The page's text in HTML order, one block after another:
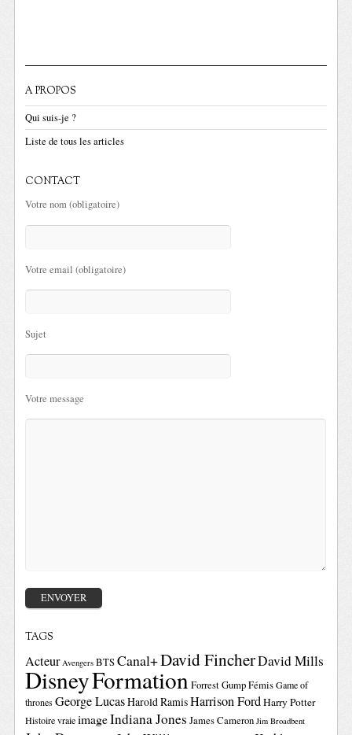
A PROPOS
Qui suis-je ?
Liste de tous les articles
CONTACT
Votre nom (obligatoire)
Votre email (obligatoire)
Sujet
Votre message
TAGS
Acteur Avengers BTSCanal+David FincherDavid Mills
DisneyFormationForrest GumpFémis Game of
thrones George LucasHarold RamisHarrison FordHarry Potter
Histoire vraie imageIndiana Jones James Cameron Jim Broadbent